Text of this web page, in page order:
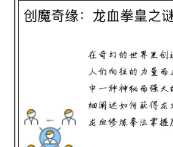
创魔奇缘：龙血